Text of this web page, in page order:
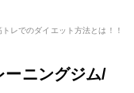
でのダイエット方法とは！！
ニングジム/